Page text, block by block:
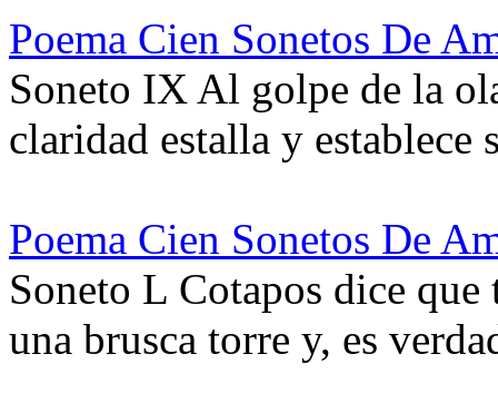
Poema Cien Sonetos De
Soneto IX Al golpe de la
claridad estalla y
Poema Cien Sonetos De
Soneto L Cotapos dice
una brusca torre y, es